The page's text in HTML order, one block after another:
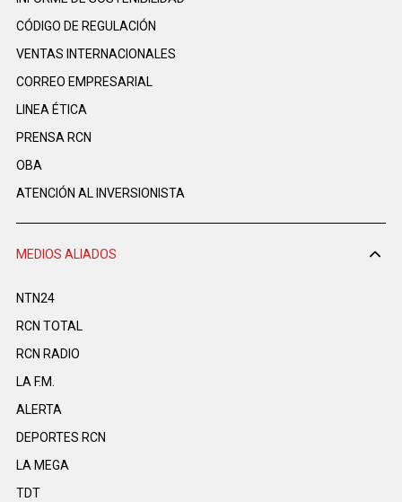
CÓDIGO DE REGULACIÓN
VENTAS INTERNACIONALES
CORREO EMPRESARIAL
LINEA ÉTICA
PRENSA RCN
OBA
ATENCIÓN AL INVERSIONISTA
MEDIOS ALIADOS
NTN24
RCN TOTAL
RCN RADIO
LA F.M.
ALERTA
DEPORTES RCN
LA MEGA
TDT